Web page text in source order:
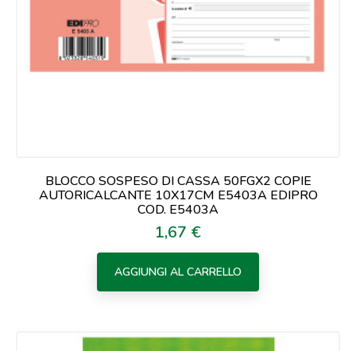
BLOCCO SOSPESO DI CASSA 50FGX2 COPIE
AUTORICALCANTE 10X17CM E5403A EDIPRO
COD. E5403A
Prezzo
1,67 €
AGGIUNGI AL CARRELLO